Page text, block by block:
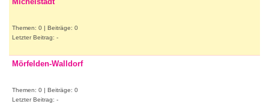
Themen: 0 | Beiträge: 0
Letzter Beitrag: -
Mörfelden-Walldorf
Themen: 0 | Beiträge: 0
Letzter Beitrag: -